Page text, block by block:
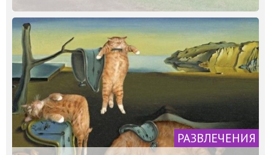
РАЗВЛЕЧЕНИЯ